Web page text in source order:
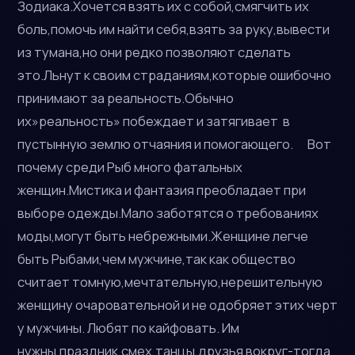
Зодиака.Хочется взять их с собой,смягчить их
боль,помочь им найти себя,взять за руку,вывести
из тумана,но они редко позволяют сделать
это.Льнут к своим страданиям,которые ошибочно
принимают за реальность.Обычно
их»реальность» побеждает и затягивает в
пустынную землю отчаяния и помогающего. Вот
почему среди Рыб много фатальных
женщин.Мистика и фантазия преобладает при
выборе одежды.Мало заботятся о требованиях
моды,могут быть небрежными.Женщине легче
быть Рыбами,чем мужчине,так как общество
считает томную,мечтательную,нерешительную
женщину очаровательной и не одобряет этих черт
у мужчины. Любят по кайфовать. Им
нужны,праздник,смех,танцы,друзья вокруг-тогда